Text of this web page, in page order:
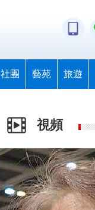
社團 藝苑 旅遊
視頻